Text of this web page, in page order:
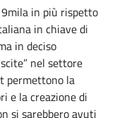
in più rispetto
in chiave di
in deciso
nel settore
permettono la
e la creazione di
si sarebbero avuti